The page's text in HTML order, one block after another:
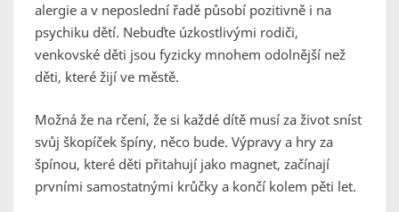
alergie a v neposlední řadě působí pozitivně i na
psychiku dětí. Nebuďte úzkostlivými rodiči,
venkovské děti jsou fyzicky mnohem odolnější než
děti, které žijí ve městě.
Možná že na rčení, že si každé dítě musí za život sníst
svůj škopíček špíny, něco bude. Výpravy a hry za
špínou, které děti přitahují jako magnet, začínají
prvními samostatnými krůčky a končí kolem pěti let.